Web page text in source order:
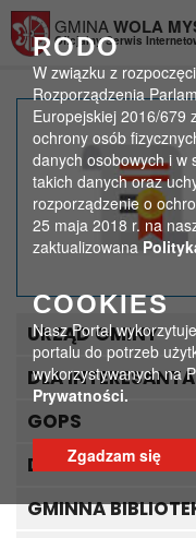
RODO
W związku z
Rozporządzenia
Europejskiej 2016/679
ochrony osób
danych osobowych i w
takich danych oraz
rozporządzenie o
25 maja 2018 r. na
zaktualizowana
COOKIES
Nasz Portal
portalu do potrzeb
wykorzystywanych na
Prywatności.
Zgadzam się
GMINA WOLA
Oficjalny Serwis
Nasze
coraz
Strona główna >
Nasze dzieci uczą się
URZĄD GMINY
DLA INTERESANTA
GOPS
DLA TURYSTY
GMINNA